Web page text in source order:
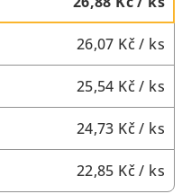
26,07 Kč/ ks
25,54 Kč/ ks
24,73 Kč/ ks
22,85 Kč/ ks